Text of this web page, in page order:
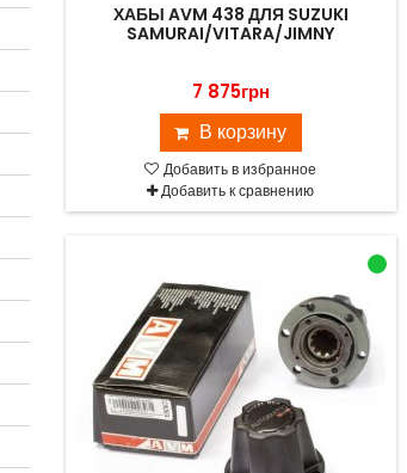
ХАБЫ AVM 438 ДЛЯ SUZUKI
SAMURAI/VITARA/JIMNY
7 875грн
В корзину
Добавить в избранное
Добавить к сравнению